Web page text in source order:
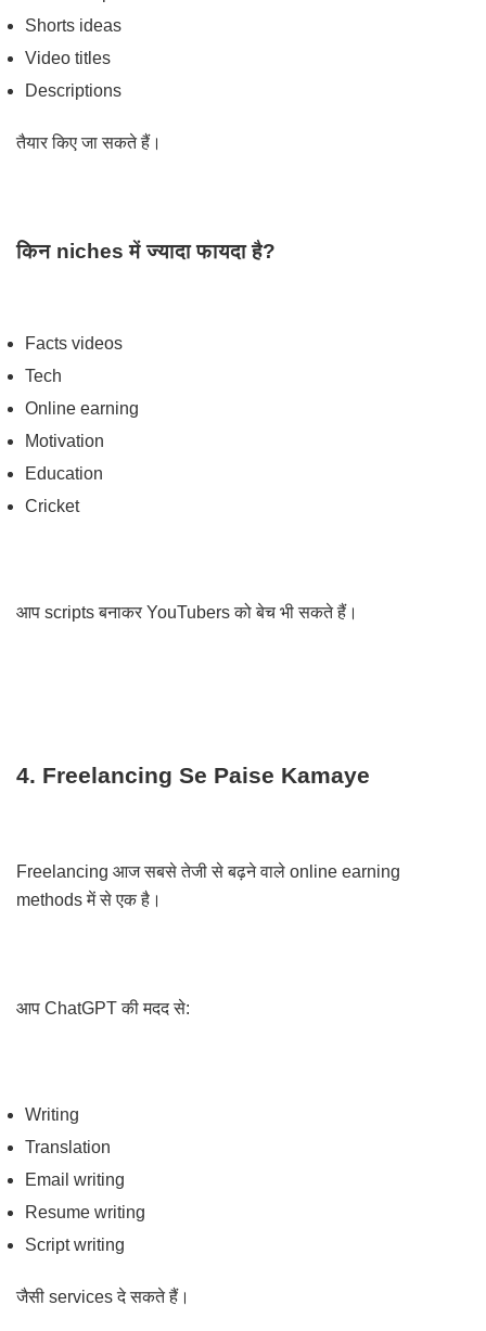
Shorts ideas
Video titles
Descriptions
तैयार किए जा सकते हैं।
किन niches में ज्यादा फायदा है?
Facts videos
Tech
Online earning
Motivation
Education
Cricket
आप scripts बनाकर YouTubers को बेच भी सकते हैं।
4. Freelancing Se Paise Kamaye
Freelancing आज सबसे तेजी से बढ़ने वाले online earning
methods में से एक है।
आप ChatGPT की मदद से:
Writing
Translation
Email writing
Resume writing
Script writing
जैसी services दे सकते हैं।